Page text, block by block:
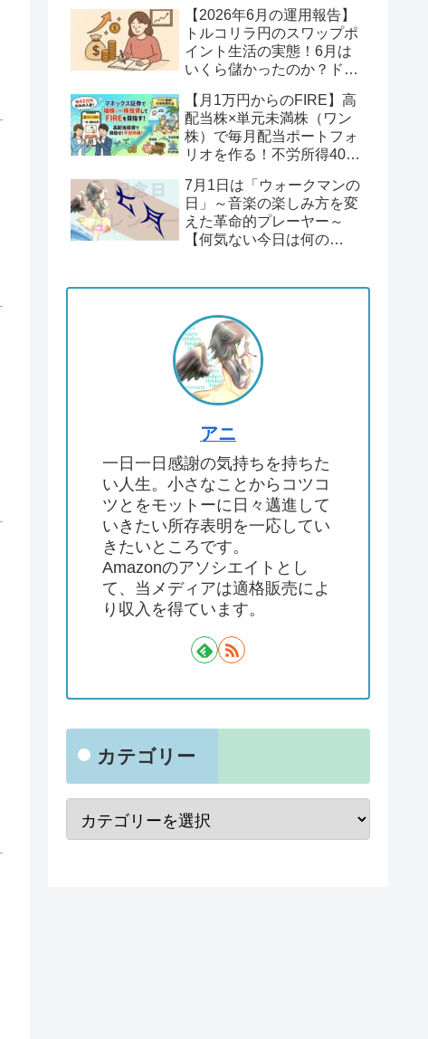
回】
【2026年6月の運用報告】
トルコリラ円のスワップポ
イント生活の実態！6月は
いくら儲かったのか？ドル
【月1万円からのFIRE】高
配当株×単元未満株（ワン
株）で毎月配当ポートフォ
リオを作る！不労所得400
回】
7月1日は「ウォークマンの
日」～音楽の楽しみ方を変
えた革命的プレーヤー～
【何気ない今日は何の
アニ
一日一日感謝の気持ちを持ちた
い人生。小さなことからコツコ
ツとをモットーに日々邁進して
いきたい所存表明を一応してい
きたいところです。
Amazonのアソシエイトとし
て、当メディアは適格販売によ
り収入を得ています。
カテゴリー